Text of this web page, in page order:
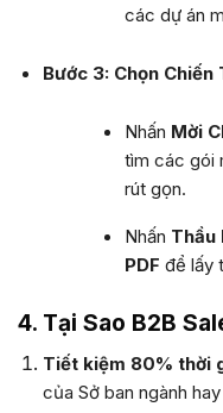
các dự án
Bước 3: Chọn Chiến
Nhấn Mời
tìm các gói
rút gọn.
Nhấn Thầu
PDF để lấy
4. Tại Sao B2B
Tiết kiệm 80% thời
của Sở ban ngành